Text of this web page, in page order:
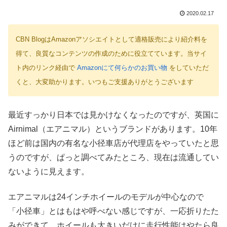
2020.02.17
CBN BlogはAmazonアソシエイトとして適格販売により紹介料を
得て、良質なコンテンツの作成のために役立てています。当サイ
ト内のリンク経由で Amazonにて何らかのお買い物 をしていただ
くと、大変助かります。いつもご支援ありがとうございます
最近すっかり日本では見かけなくなったのですが、英国に
Airnimal（エアニマル）というブランドがあります。10年
ほど前は国内の有名な小径車店が代理店をやっていたと思
うのですが、ぱっと調べてみたところ、現在は流通してい
ないように見えます。
エアニマルは24インチホイールのモデルが中心なので
「小径車」とはもはや呼べない感じですが、一応折りたた